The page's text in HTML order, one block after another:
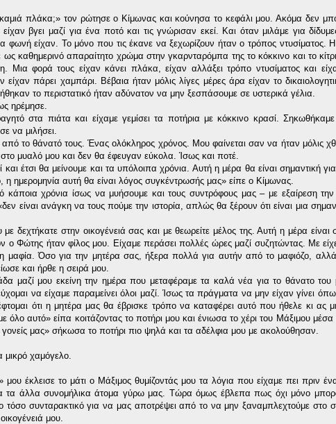
καμιά πλάκα;» τον ρώτησε ο Κίμωνας και κούνησα το κεφάλι μου. Ακόμα δεν
βγει μαζί για ένα ποτό και τις γνώρισαν εκεί. Και όταν μιλάμε για
φωνή είχαν. Το μόνο που τις έκανε να ξεχωρίζουν ήταν ο τρόπος ντυσίματος.
απαραίτητο χρώμα στην γκαρνταρόμπα της το κόκκινο και το
Μια φορά τους είχαν κάνει πλάκα, είχαν αλλάξει τρόπο ντυσίματος και
πάρει χαμπάρι. Βέβαια ήταν μόλις λίγες μέρες άρα είχαν το
το περιστατικό ήταν αδύνατον να μην ξεσπάσουμε σε υστερικά γέλια.
ηρέμησε.
στα πιάτα και είχαμε γεμίσει τα ποτήρια με κόκκινο κρασί. Σηκωθήκαμε
να μιλήσει.
το θάνατό τους. Ένας ολόκληρος χρόνος. Μου φαίνεται σαν να ήταν μόλις
μυαλό μου και δεν θα έφευγαν εύκολα. Ίσως και ποτέ.
έτσι θα μείνουμε και τα υπόλοιπα χρόνια. Αυτή η μέρα θα είναι σημαντική
ημερομηνία αυτή θα είναι λόγος συγκέντρωσής μας» είπε ο Κίμωνας.
κάποια χρόνια ίσως να μυήσουμε και τους συντρόφους μας – με εξαίρεση
είναι ανάγκη να τους πούμε την ιστορία, απλώς θα ξέρουν ότι είναι μια
στην οικογένειά σας και με θεωρείτε μέλος της. Αυτή η μέρα είναι
Φώτης ήταν φίλος μου. Είχαμε περάσει πολλές ώρες μαζί συζητώντας. Με
μαφία. Όσο για την μητέρα σας, ήξερα πολλά για αυτήν από το μαφιόζο,
και ήρθε η σειρά μου.
μαζί μου εκείνη την ημέρα που μεταφέραμε τα καλά νέα για το θάνατο του
να είχαμε παραμείνει όλοι μαζί. Ίσως τα πράγματα να μην είχαν γίνει
ότι η μητέρα μας θα έβρισκε τρόπο να καταφέρει αυτό που ήθελε κι ας
αυτό» είπα κοιτάζοντας το ποτήρι μου και ένιωσα το χέρι του Μάξιμου μέσα
μας» σήκωσα το ποτήρι πιο ψηλά και τα αδέλφια μου με ακολούθησαν.
μικρό χαμόγελο.
έκλεισε το μάτι ο Μάξιμος θυμίζοντάς μου τα λόγια που είχαμε πει πριν
τα άλλα συνομήλικα άτομα γύρω μας. Τώρα όμως έβλεπα πως όχι μόνο
τόσο συνταρακτικό για να μας αποτρέψει από το να μην ξαναμπλεχτούμε στο
μου.